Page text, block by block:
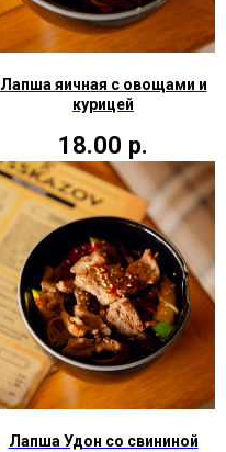
Лапша яичная с овощами и
курицей
18.00 р.
Лапша Удон со свининой